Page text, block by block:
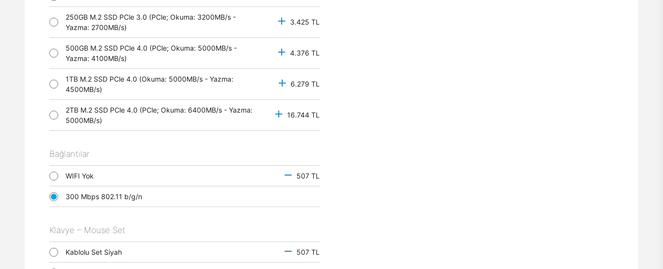
250GB M.2 SSD PCle 3.0 (PCle; Okuma: 3200MB/s -
Yazma: 2700MB/s)
3.425 TL
500GB M.2 SSD PCle 4.0 (PCle; Okuma: 5000MB/s -
Yazma: 4100MB/s)
4.376 TL
1TB M.2 SSD PCle 4.0 (Okuma: 5000MB/s - Yazma:
4500MB/s)
6.279 TL
2TB M.2 SSD PCle 4.0 (PCle; Okuma: 6400MB/s - Yazma:
5000MB/s)
16.744 TL
Bağlantılar
WIFI Yok 507 TL
300 Mbps 802.11 b/g/n
Klavye – Mouse Set
Kablolu Set Siyah 507 TL